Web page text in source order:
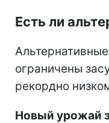
Есть ли
ограничены
рекордно
Новый урожай